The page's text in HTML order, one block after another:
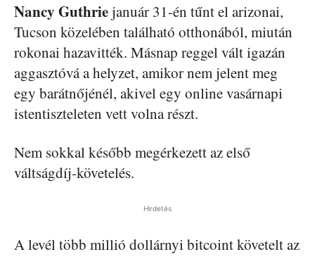
Nancy Guthriejanuár 31-én tűnt el arizonai,
Tucson közelében található otthonából, miután
rokonai hazavitték. Másnap reggel vált igazán
aggasztóvá a helyzet, amikor nem jelent meg
egy barátnőjénél, akivel egy online vasárnapi
istentiszteleten vett volna részt.
Nem sokkal később megérkezett az első
váltságdíj-követelés.
Hirdetés
A levél több millió dollárnyi bitcoint követelt az